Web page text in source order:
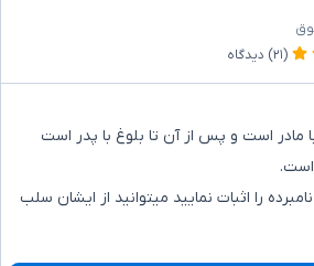
(۲۱) دیدگاه
۷ سالگی با مادر است و پس از آن تا بلوغ با پدر است
است.
را اثبات نمایید میتوانید از ایشان سلب